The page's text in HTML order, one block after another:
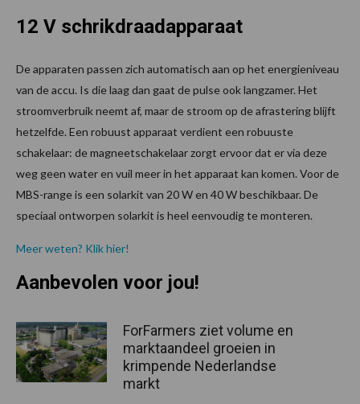
12 V schrikdraadapparaat
De apparaten passen zich automatisch aan op het energieniveau
van de accu. Is die laag dan gaat de pulse ook langzamer. Het
stroomverbruik neemt af, maar de stroom op de afrastering blijft
hetzelfde. Een robuust apparaat verdient een robuuste
schakelaar: de magneetschakelaar zorgt ervoor dat er via deze
weg geen water en vuil meer in het apparaat kan komen. Voor de
MBS-range is een solarkit van 20 W en 40 W beschikbaar. De
speciaal ontworpen solarkit is heel eenvoudig te monteren.
Meer weten? Klik hier!
Aanbevolen voor jou!
ForFarmers ziet volume en
marktaandeel groeien in
krimpende Nederlandse
markt